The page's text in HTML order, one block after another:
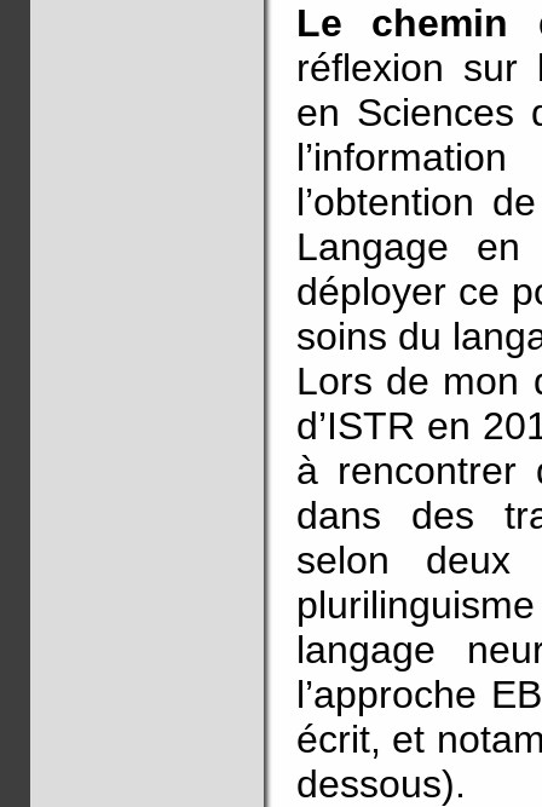
Le chemin
réflexion sur
en Sciences
l’obtention
Langage en
déployer ce
soins du
Lors de mon
d’ISTR en
à rencontrer
dans des
selon
langage
l’approche
écrit, et
dessous).